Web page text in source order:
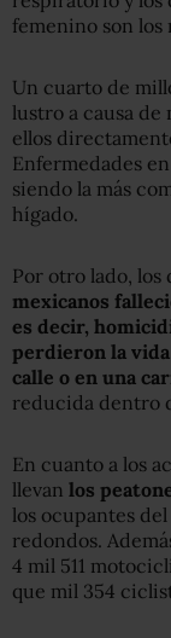
femenino son los
Un cuarto de
lustro a causa de
ellos
Enfermedades
siendo la más
hígado.
Por otro lado, los
mexicanos
es decir,
perdieron la
calle o en una
reducida dentro
En cuanto a los
llevan los
los ocupantes
redondos.
4 mil 511
que mil 354